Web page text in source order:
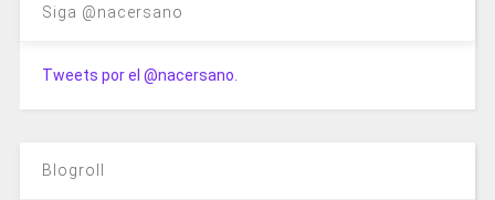
Siga @nacersano
Tweets por el @nacersano.
Blogroll